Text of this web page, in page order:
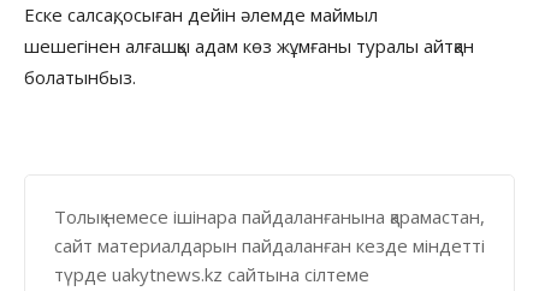
Еске салсақ, осыған дейін әлемде маймыл
шешегінен алғашқы адам көз жұмғаны туралы айтқан
болатынбыз.
Толық немесе ішінара пайдаланғанына қарамастан,
сайт материалдарын пайдаланған кезде міндетті
түрде uakytnews.kz сайтына сілтеме